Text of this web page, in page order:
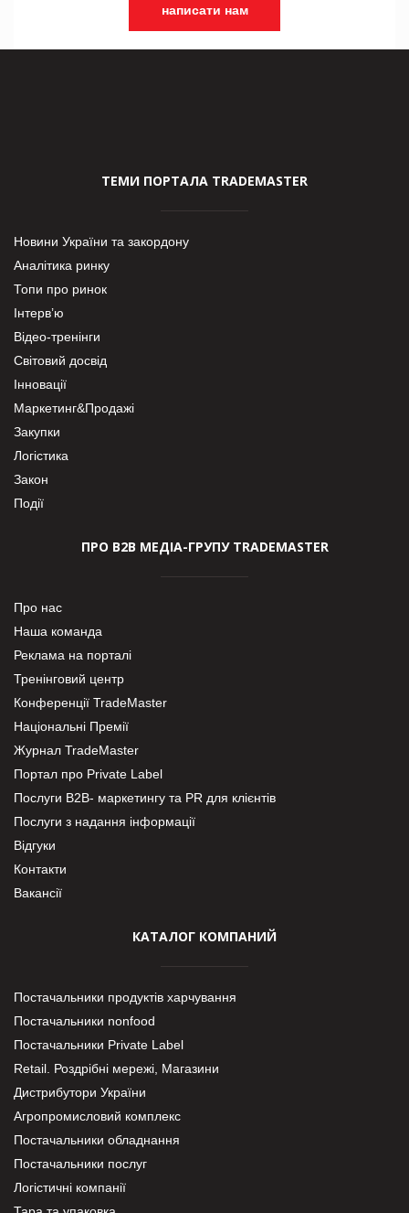
написати нам
ТЕМИ ПОРТАЛА TRADEMASTER
Новини України та закордону
Аналітика ринку
Топи про ринок
Інтерв’ю
Відео-тренінги
Світовий досвід
Інновації
Маркетинг&Продажі
Закупки
Логістика
Закон
Події
ПРО В2В МЕДІА-ГРУПУ TRADEMASTER
Про нас
Наша команда
Реклама на порталі
Тренінговий центр
Конференції TradeMaster
Національні Премії
Журнал TradeMaster
Портал про Private Label
Послуги В2В- маркетингу та PR для клієнтів
Послуги з надання інформації
Відгуки
Контакти
Вакансії
КАТАЛОГ КОМПАНИЙ
Постачальники продуктів харчування
Постачальники nonfood
Постачальники Private Label
Retail. Роздрібні мережі, Магазини
Дистрибутори України
Агропромисловий комплекс
Постачальники обладнання
Постачальники послуг
Логістичні компанії